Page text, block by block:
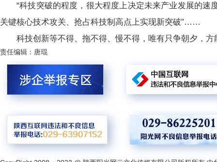
“科技突破的程度，很大程度上决定未来产业发展的速
关键核心技术攻关、抢占科技制高点上实现新突破”……
科技创新等不得、拖不得、慢不得，唯有只争朝夕，方
责任编辑：唐琨